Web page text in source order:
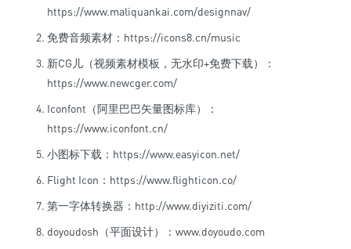
https://www.maliquankai.com/designnav/
免费音频素材：https://icons8.cn/music
新CG儿（视频素材模板，无水印+免费下载）：
https://www.newcger.com/
Iconfont（阿里巴巴矢量图标库）：
https://www.iconfont.cn/
小图标下载：https://www.easyicon.net/
Flight Icon：https://www.flighticon.co/
第一字体转换器：http://www.diyiziti.com/
doyoudosh（平面设计）：www.doyoudo.com